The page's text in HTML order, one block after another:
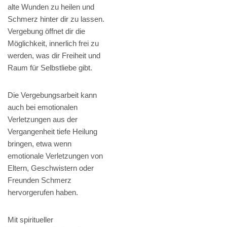
alte Wunden zu heilen und
Schmerz hinter dir zu lassen.
Vergebung öffnet dir die
Möglichkeit, innerlich frei zu
werden, was dir Freiheit und
Raum für Selbstliebe gibt.
Die Vergebungsarbeit kann
auch bei emotionalen
Verletzungen aus der
Vergangenheit tiefe Heilung
bringen, etwa wenn
emotionale Verletzungen von
Eltern, Geschwistern oder
Freunden Schmerz
hervorgerufen haben.
Mit spiritueller